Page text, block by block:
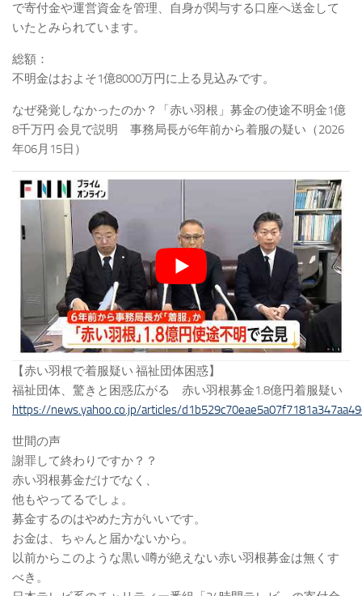
で寄付金や運営資金を管理、自身が関与する口座へ送金して
いたとみられています。
総額：
不明金はおよそ1億8000万円に上る見込みです。
なぜ発覚しなかったのか？「赤い羽根」募金の使途不明金1億
8千万円 会見で説明 事務局長が6年前から着服の疑い（2026
年06月15日）
【赤い羽根で着服疑い 福祉団体困惑】
福祉団体、驚きと困惑広がる 赤い羽根募金1.8億円着服疑い
https://news.yahoo.co.jp/articles/
世間の声
謝罪して終わりですか？？
赤い羽根募金だけでなく、
他もやってるでしょ。
募金するのはやめた方がいいです。
お金は、ちゃんと届かないから。
以前からこのような黒い噂が絶えない赤い羽根募金は無くす
べき。